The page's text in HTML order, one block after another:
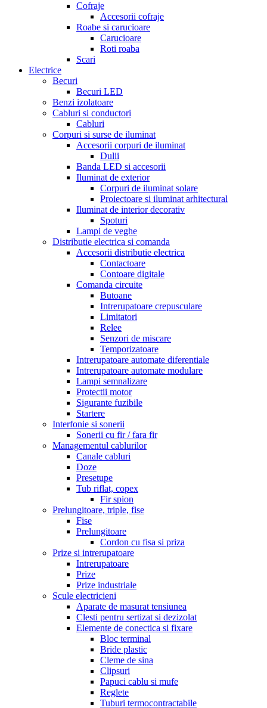
Cofraje
Accesorii cofraje
Roabe si carucioare
Carucioare
Roti roaba
Scari
Electrice
Becuri
Becuri LED
Benzi izolatoare
Cabluri si conductori
Cabluri
Corpuri si surse de iluminat
Accesorii corpuri de iluminat
Dulii
Banda LED si accesorii
Iluminat de exterior
Corpuri de iluminat solare
Proiectoare si iluminat arhitectural
Iluminat de interior decorativ
Spoturi
Lampi de veghe
Distributie electrica si comanda
Accesorii distributie electrica
Contactoare
Contoare digitale
Comanda circuite
Butoane
Intrerupatoare crepusculare
Limitatori
Relee
Senzori de miscare
Temporizatoare
Intrerupatoare automate diferentiale
Intrerupatoare automate modulare
Lampi semnalizare
Protectii motor
Sigurante fuzibile
Startere
Interfonie si sonerii
Sonerii cu fir / fara fir
Managementul cablurilor
Canale cabluri
Doze
Presetupe
Tub riflat, copex
Fir spion
Prelungitoare, triple, fise
Fise
Prelungitoare
Cordon cu fisa si priza
Prize si intrerupatoare
Intrerupatoare
Prize
Prize industriale
Scule electricieni
Aparate de masurat tensiunea
Clesti pentru sertizat si dezizolat
Elemente de conectica si fixare
Bloc terminal
Bride plastic
Cleme de sina
Clipsuri
Papuci cablu si mufe
Reglete
Tuburi termocontractabile